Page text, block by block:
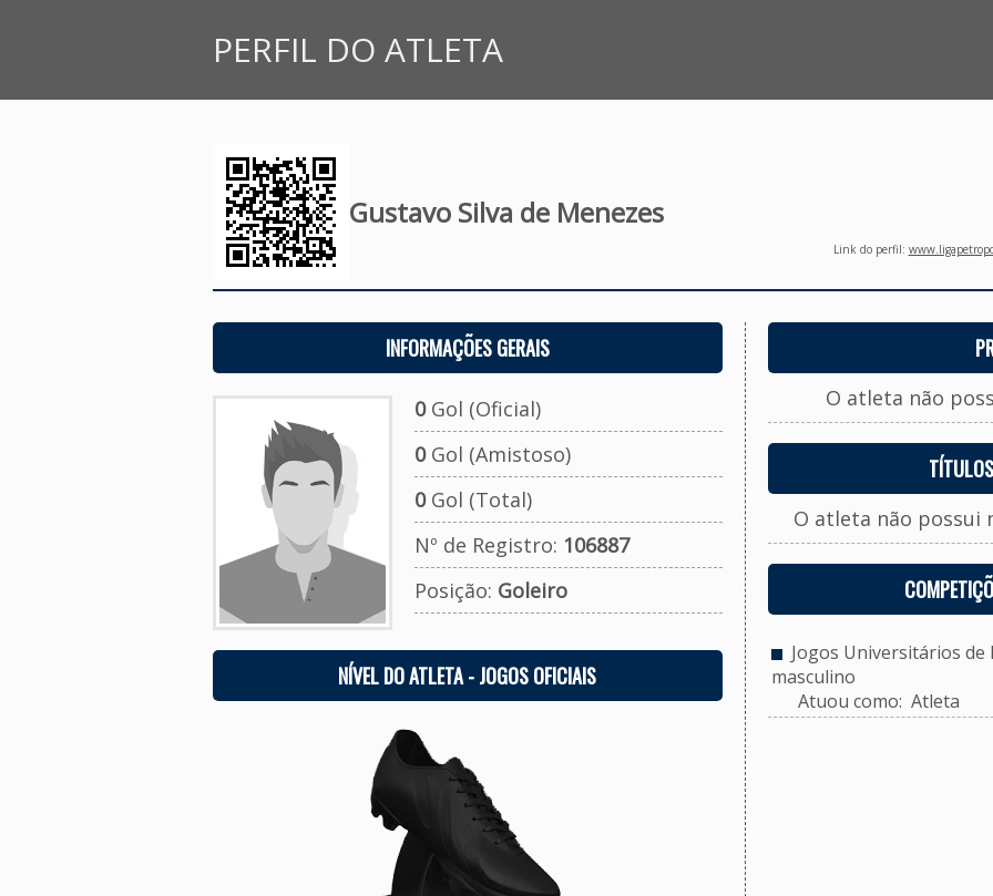
PERFIL DO ATLETA
Gustavo Silva de Menezes
Link do perfil:
INFORMAÇÕES GERAIS
0Gol (Oficial)
0Gol (Amistoso)
0Gol (Total)
Nº de Registro: 106887
Posição: Goleiro
NÍVEL DO ATLETA - JOGOS OFICIAIS
O atleta não
O atleta não possui
Jogos Universitários de
masculino
Atuou como: Atleta